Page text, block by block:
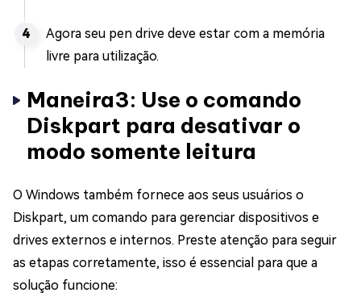
Agora seu pen drive deve estar com a memória
livre para utilização.
Maneira3: Use o comando
Diskpart para desativar o
modo somente leitura
O Windows também fornece aos seus usuários o
Diskpart, um comando para gerenciar dispositivos e
drives externos e internos. Preste atenção para seguir
as etapas corretamente, isso é essencial para que a
solução funcione: